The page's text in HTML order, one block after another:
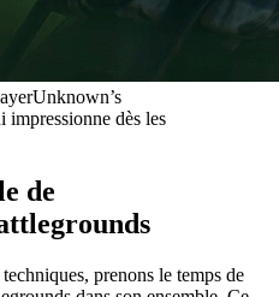
dès les
de
prenons le temps de